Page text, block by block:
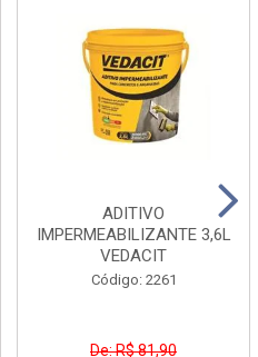
ADITIVO
IMPERMEABILIZANTE 3,6L
VEDACIT
Código: 2261
De: R$ 81,90